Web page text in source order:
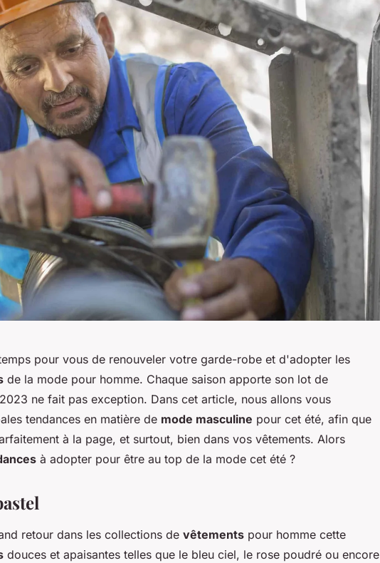
pour vous de renouveler votre garde-robe et d'adopter les
de la mode pour homme. Chaque saison apporte son lot de
ne fait pas exception. Dans cet article, nous allons vous
tendances en matière de mode masculine pour cet été, afin que
à la page, et surtout, bien dans vos vêtements. Alors
à adopter pour être au top de la mode cet été ?
retour dans les collections de vêtements pour homme cette
douces et apaisantes telles que le bleu ciel, le rose poudré ou encore